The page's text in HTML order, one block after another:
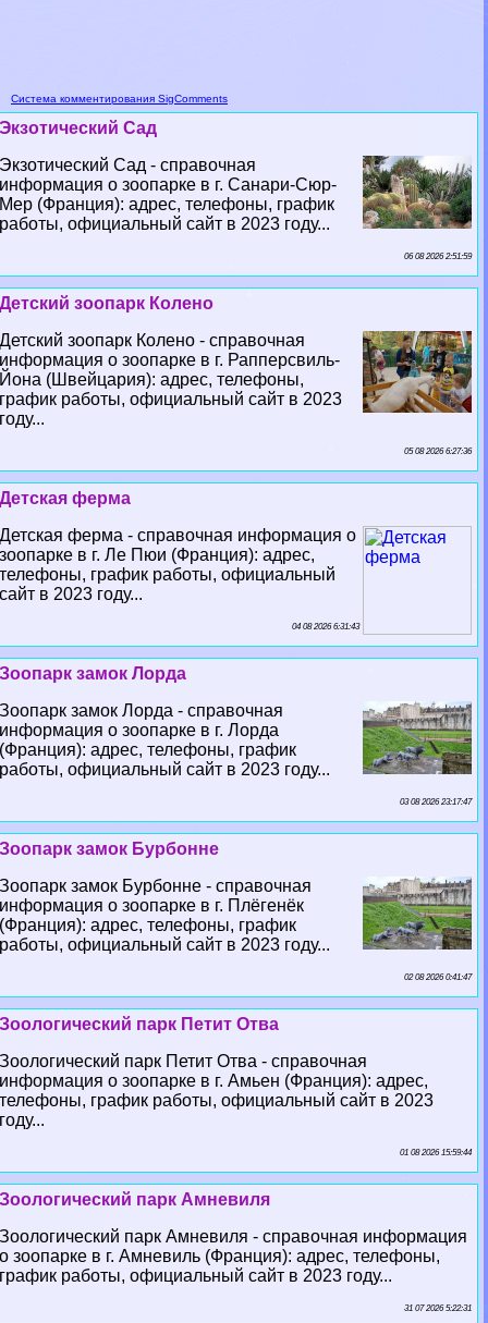
Система комментирования SigComments
Экзотический Сад
Экзотический Сад - справочная
информация о зоопарке в г. Санари-Сюр-
Мер (Франция): адрес, телефоны, график
работы, официальный сайт в 2023 году...
06 08 2026 2:51:59
Детский зоопарк Колено
Детский зоопарк Колено - справочная
информация о зоопарке в г. Рапперсвиль-
Йона (Швейцария): адрес, телефоны,
график работы, официальный сайт в 2023
году...
05 08 2026 6:27:36
Детская ферма
Детская ферма - справочная информация о
зоопарке в г. Ле Пюи (Франция): адрес,
телефоны, график работы, официальный
сайт в 2023 году...
04 08 2026 6:31:43
Зоопарк замок Лорда
Зоопарк замок Лорда - справочная
информация о зоопарке в г. Лорда
(Франция): адрес, телефоны, график
работы, официальный сайт в 2023 году...
03 08 2026 23:17:47
Зоопарк замок Бурбонне
Зоопарк замок Бурбонне - справочная
информация о зоопарке в г. Плёгенёк
(Франция): адрес, телефоны, график
работы, официальный сайт в 2023 году...
02 08 2026 0:41:47
Зоологический парк Петит Отва
Зоологический парк Петит Отва - справочная
информация о зоопарке в г. Амьен (Франция): адрес,
телефоны, график работы, официальный сайт в 2023
году...
01 08 2026 15:59:44
Зоологический парк Амневиля
Зоологический парк Амневиля - справочная информация
о зоопарке в г. Амневиль (Франция): адрес, телефоны,
график работы, официальный сайт в 2023 году...
31 07 2026 5:22:31